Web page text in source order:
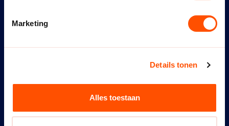
Marketing
Details tonen
Alles toestaan